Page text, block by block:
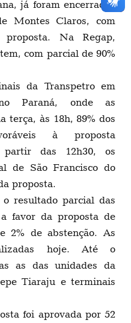
já foram encerradas
Montes Claros, com
Na Regap,
com parcial de 90%
da Transpetro em
Paraná, onde as
terça, às 18h, 89% dos
à proposta
partir das 12h30, os
de São Francisco do
proposta.
resultado parcial das
favor da proposta de
2% de abstenção. As
hoje. Até o
as das unidades da
Tiaraju e terminais
foi aprovada por 52